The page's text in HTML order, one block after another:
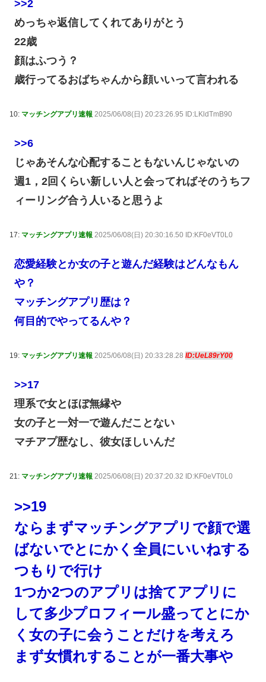
>>2
めっちゃ返信してくれてありがとう
22歳
顔はふつう？
歳行ってるおばちゃんから顔いいって言われる
10: マッチングアプリ速報 2025/06/08(日) 20:23:26.95 ID:LKldTmB90
>>6
じゃあそんな心配することもないんじゃないの
週1，2回くらい新しい人と会ってればそのうちフ
ィーリング合う人いると思うよ
17: マッチングアプリ速報 2025/06/08(日) 20:30:16.50 ID:KF0eVT0L0
恋愛経験とか女の子と遊んだ経験はどんなもん
や？
マッチングアプリ歴は？
何目的でやってるんや？
19: マッチングアプリ速報 2025/06/08(日) 20:33:28.28 ID:UeL89rY00
>>17
理系で女とほぼ無縁や
女の子と一対一で遊んだことない
マチアプ歴なし、彼女ほしいんだ
21: マッチングアプリ速報 2025/06/08(日) 20:37:20.32 ID:KF0eVT0L0
>>19
ならまずマッチングアプリで顔で選
ばないでとにかく全員にいいねする
つもりで行け
1つか2つのアプリは捨てアプリに
して多少プロフィール盛ってとにか
く女の子に会うことだけを考えろ
まず女慣れすることが一番大事や